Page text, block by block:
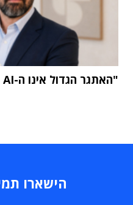
"האתגר הגדול אינו ה-AI אלא הטמעתה בארגון"
הישארו